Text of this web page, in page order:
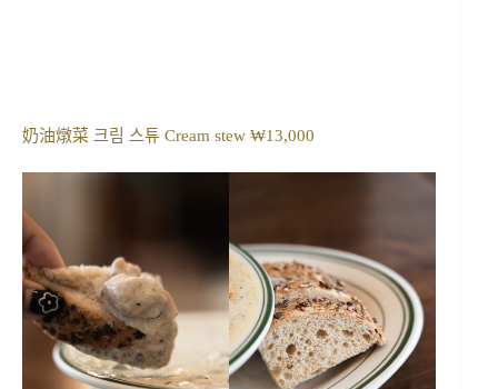
奶油燉菜 크림 스튜 Cream stew ₩13,000